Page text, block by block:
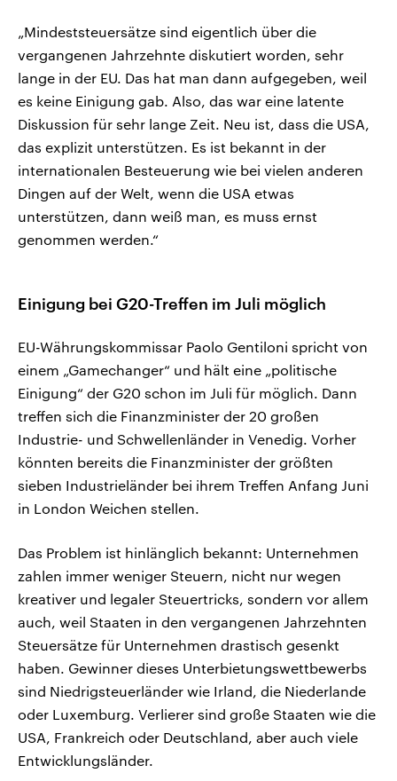
„Mindeststeuersätze sind eigentlich über die
vergangenen Jahrzehnte diskutiert worden, sehr
lange in der EU. Das hat man dann aufgegeben, weil
es keine Einigung gab. Also, das war eine latente
Diskussion für sehr lange Zeit. Neu ist, dass die USA,
das explizit unterstützen. Es ist bekannt in der
internationalen Besteuerung wie bei vielen anderen
Dingen auf der Welt, wenn die USA etwas
unterstützen, dann weiß man, es muss ernst
genommen werden.“
Einigung bei G20-Treffen im Juli möglich
EU-Währungskommissar Paolo Gentiloni spricht von
einem „Gamechanger“ und hält eine „politische
Einigung“ der G20 schon im Juli für möglich. Dann
treffen sich die Finanzminister der 20 großen
Industrie- und Schwellenländer in Venedig. Vorher
könnten bereits die Finanzminister der größten
sieben Industrieländer bei ihrem Treffen Anfang Juni
in London Weichen stellen.
Das Problem ist hinlänglich bekannt: Unternehmen
zahlen immer weniger Steuern, nicht nur wegen
kreativer und legaler Steuertricks, sondern vor allem
auch, weil Staaten in den vergangenen Jahrzehnten
Steuersätze für Unternehmen drastisch gesenkt
haben. Gewinner dieses Unterbietungswettbewerbs
sind Niedrigsteuerländer wie Irland, die Niederlande
oder Luxemburg. Verlierer sind große Staaten wie die
USA, Frankreich oder Deutschland, aber auch viele
Entwicklungsländer.